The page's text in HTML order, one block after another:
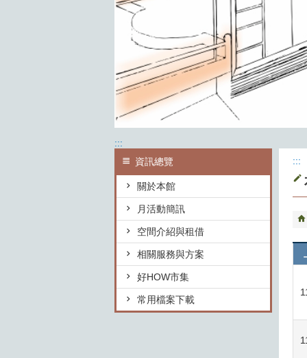
:::
資訊總覽
關於本館
月活動簡訊
空間介紹與租借
相關服務與方案
好HOW市集
常用檔案下載
:::